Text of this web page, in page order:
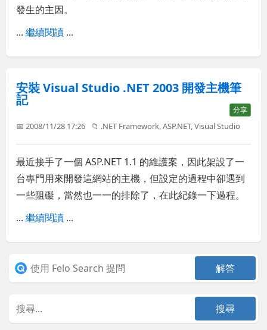
發生的主因。
...繼續閱讀 ...
安裝 Visual Studio .NET 2003 開發主機筆
記
分享
📅 2008/11/28 17:26 📁 .NET Framework,ASP.NET,Visual Studio
最近接手了一個 ASP.NET 1.1 的維護案，因此架設了一
台專門用來開發這網站的主機，但設定的過程中卻遇到
一些阻礙，當然也一一的排除了，在此紀錄一下過程。
...繼續閱讀 ...